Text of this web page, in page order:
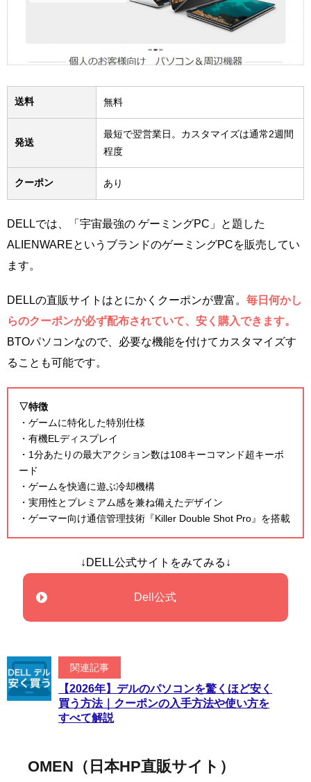
送料 無料
発送
最短で翌営業日。カスタマイズは通常2週間
程度
クーポン あり
DELLでは、「宇宙最強の ゲーミングPC」と題した
ALIENWAREというブランドのゲーミングPCを販売してい
ます。
DELLの直販サイトはとにかくクーポンが豊富。 毎日何かし
らのクーポンが必ず配布されていて、安く購入できます。
BTOパソコンなので、必要な機能を付けてカスタマイズす
ることも可能です。
▽特徴
・ゲームに特化した特別仕様
・有機ELディスプレイ
・1分あたりの最大アクション数は108キーコマンド超キーボ
ード
・ゲームを快適に遊ぶ冷却機構
・実用性とプレミアム感を兼ね備えたデザイン
・ゲーマー向け通信管理技術『Killer Double Shot Pro』を搭載
↓DELL公式サイトをみてみる↓
Dell公式
関連記事
【2026年】デルのパソコンを驚くほど安く
買う方法｜クーポンの入手方法や使い方を
すべて解説
OMEN（日本HP直販サイト）